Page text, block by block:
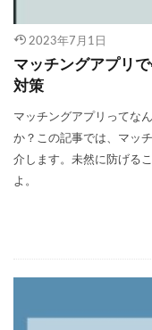
2023年7月1日
マッチングアプリ
対策
マッチングアプリってな
か？この記事では、マッ
介します。未然に防げる
よ。